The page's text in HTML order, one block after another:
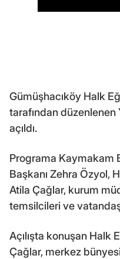
Gümüşhacıköy Halk
tarafından düzenlenen
açıldı.
Programa Kaymakam
Başkanı Zehra Özyol,
Atila Çağlar, kurum
temsilcileri ve
Açılışta konuşan Halk
Çağlar, merkez